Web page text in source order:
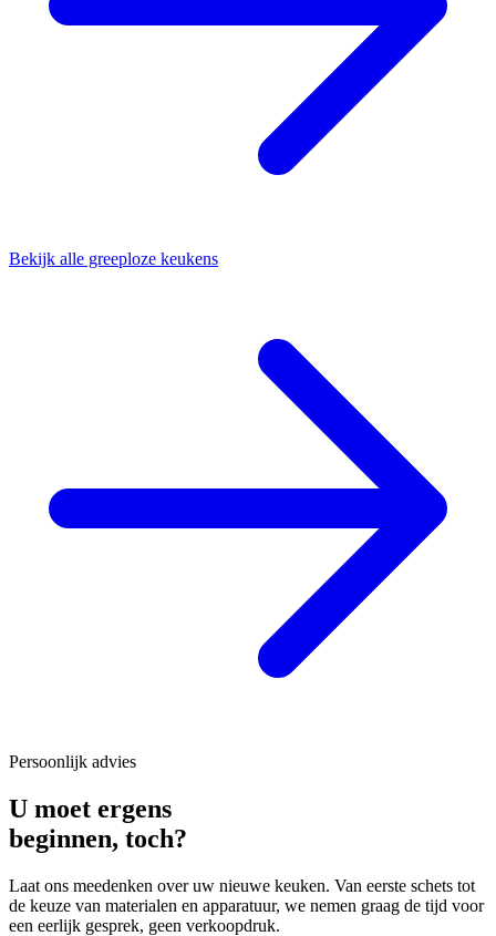
Bekijk alle greeploze keukens
Persoonlijk advies
U moet ergens
beginnen, toch?
Laat ons meedenken over uw nieuwe keuken. Van eerste schets tot
de keuze van materialen en apparatuur, we nemen graag de tijd voor
een eerlijk gesprek, geen verkoopdruk.